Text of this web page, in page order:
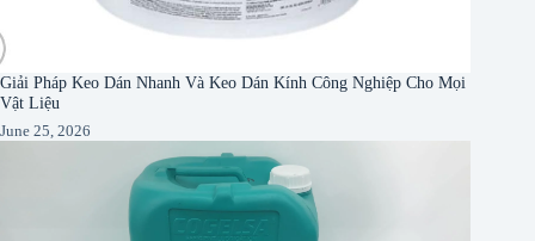
Giải Pháp Keo Dán Nhanh Và Keo Dán Kính Công Nghiệp Cho Mọi
Vật Liệu
June 25, 2026